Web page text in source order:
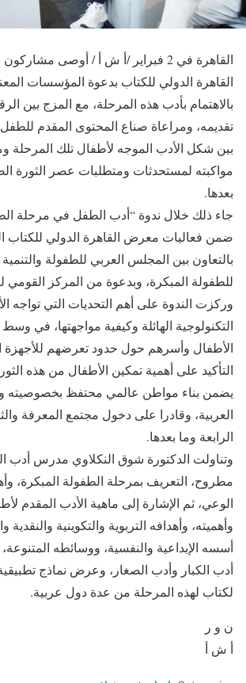
القاهرة في 2 فبراير /أ ش أ / أوصى
القاهرة الدولي للكتاب بدعوة المؤسسات
بالاهتمام بأدب هذه المرحلة، مع المزج بين
تقديمه، ومراعاة صناع المحتوى المقدم
بين شكل الأدب الموجه لأطفال تلك المرحلة
مواكبته لمستحدثات ومتطلبات عصر الثورة
بعدها.
جاء ذلك خلال ندوة “أدب الطفل في مرحلة
ضمن فعاليات معرض القاهرة الدولي للكتاب
بالتعاون بين المجلس العربي للطفولة
للطفولة المبكرة، وبدعوة من المركز القومي
وركزت الندوة على أهم التحديات التي تواجه
التكنولوجية الهائلة وكيفية مواجهتها، في
الأطفال وأسرهم حول حدود تعرضهم للأجهزة
التأكيد على أهمية تمكين الأطفال من هذه
يضمن بناء مواطن عالمي محتفظ بخصوصيته
العربية، وقادرا على دخول مجتمع المعرفة
الرابعة وما بعدها.
وتناولت الدكتورة شوق النكلاوي مدرس أدب
مطروح، التعريف بمرحلة الطفولة المبكرة،
الوعي، ثم الإشارة إلى ماهية الأدب المقدم
وأهميته، وأهدافه التربوية والتكوينية والنقدية
أسسه الإبداعية والنفسية، ووسائطه
أدب الكبار وأدب الصغار، وعرض نماذج
لكتاب لهذه المرحلة من عدة دول عربية.
ن و ر
أ ش أ